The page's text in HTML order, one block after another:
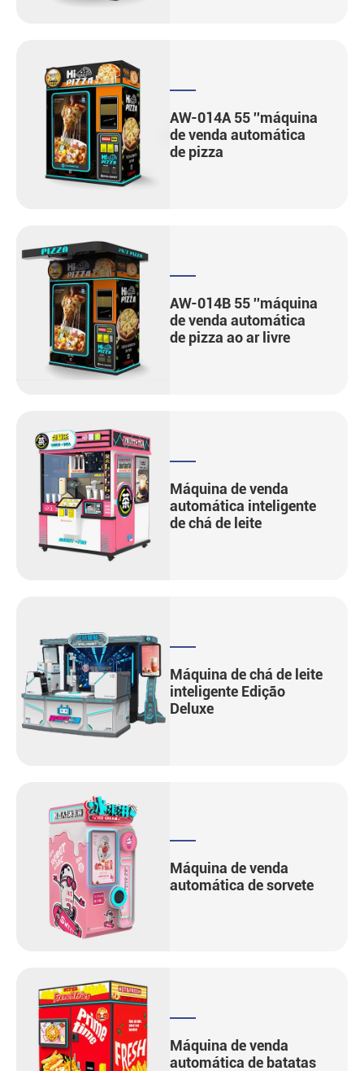
AW-014A 55 ''máquina
de venda automática
de pizza
AW-014B 55 ''máquina
de venda automática
de pizza ao ar livre
Máquina de venda
automática inteligente
de chá de leite
Máquina de chá de leite
inteligente Edição
Deluxe
Máquina de venda
automática de sorvete
Máquina de venda
automática de batatas